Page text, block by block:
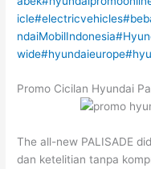
icle#electricvehicles
ndaiMobilIndonesia
wide#hyundaieurope
Promo Cicilan Hyundai
The all-new PALISADE
dan ketelitian tanpa